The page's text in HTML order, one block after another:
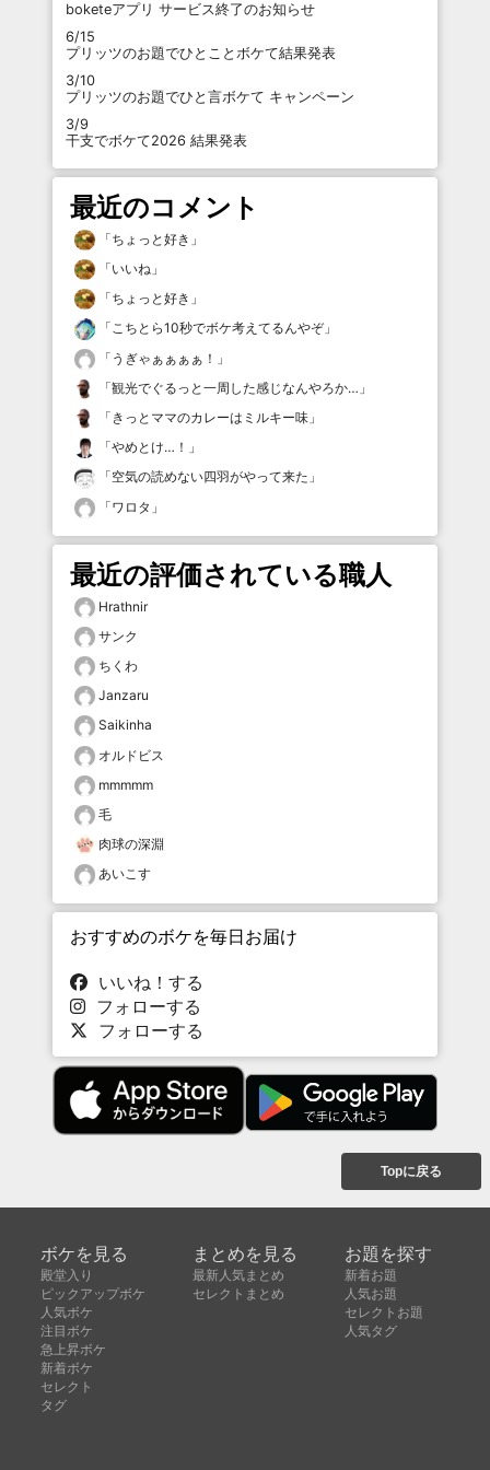
boketeアプリ サービス終了のお知らせ
6/15
プリッツのお題でひとことボケて結果発表
3/10
プリッツのお題でひと言ボケて キャンペーン
3/9
干支でボケて2026 結果発表
最近のコメント
「ちょっと好き 」
「いいね 」
「ちょっと好き 」
「こちとら10秒でボケ考えてるんやぞ」
「 うぎゃぁぁぁぁ！ 」
「観光でぐるっと一周した感じなんやろか… 」
「 きっとママのカレーはミルキー味 」
「やめとけ…！ 」
「空気の読めない四羽がやって来た 」
「ワロタ 」
最近の評価されている職人
Hrathnir
サンク
ちくわ
Janzaru
Saikinha
オルドビス
mmmmm
毛
肉球の深淵
あいこす
おすすめのボケを毎日お届け
いいね！する
フォローする
フォローする
Topに戻る
ボケを見る
殿堂入り
ピックアップボケ
人気ボケ
注目ボケ
急上昇ボケ
新着ボケ
セレクト
タグ
まとめを見る
最新人気まとめ
セレクトまとめ
お題を探す
新着お題
人気お題
セレクトお題
人気タグ